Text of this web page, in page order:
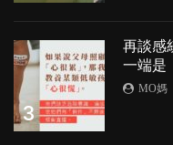
3
再談感
一端是
MO媽